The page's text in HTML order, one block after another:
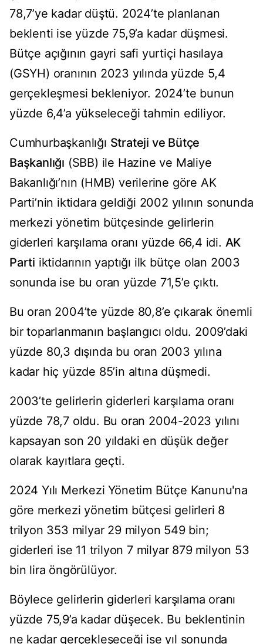
78,7’ye kadar düştü. 2024’te planlanan
beklenti ise yüzde 75,9’a kadar düşmesi.
Bütçe açığının gayri safi yurtiçi hasılaya
(GSYH) oranının 2023 yılında yüzde 5,4
gerçekleşmesi bekleniyor. 2024’te bunun
yüzde 6,4’a yükseleceği tahmin ediliyor.
Cumhurbaşkanlığı Strateji ve Bütçe
Başkanlığı (SBB) ile Hazine ve Maliye
Bakanlığı’nın (HMB) verilerine göre AK
Parti’nin iktidara geldiği 2002 yılının sonunda
merkezi yönetim bütçesinde gelirlerin
giderleri karşılama oranı yüzde 66,4 idi. AK
Parti iktidarının yaptığı ilk bütçe olan 2003
sonunda ise bu oran yüzde 71,5’e çıktı.
Bu oran 2004’te yüzde 80,8’e çıkarak önemli
bir toparlanmanın başlangıcı oldu. 2009’daki
yüzde 80,3 dışında bu oran 2003 yılına
kadar hiç yüzde 85’in altına düşmedi.
2003’te gelirlerin giderleri karşılama oranı
yüzde 78,7 oldu. Bu oran 2004-2023 yılını
kapsayan son 20 yıldaki en düşük değer
olarak kayıtlara geçti.
2024 Yılı Merkezi Yönetim Bütçe Kanunu'na
göre merkezi yönetim bütçesi gelirleri 8
trilyon 353 milyar 29 milyon 549 bin;
giderleri ise 11 trilyon 7 milyar 879 milyon 53
bin lira öngörülüyor.
Böylece gelirlerin giderleri karşılama oranı
yüzde 75,9’a kadar düşecek. Bu beklentinin
ne kadar gerçekleşeceği ise yıl sonunda